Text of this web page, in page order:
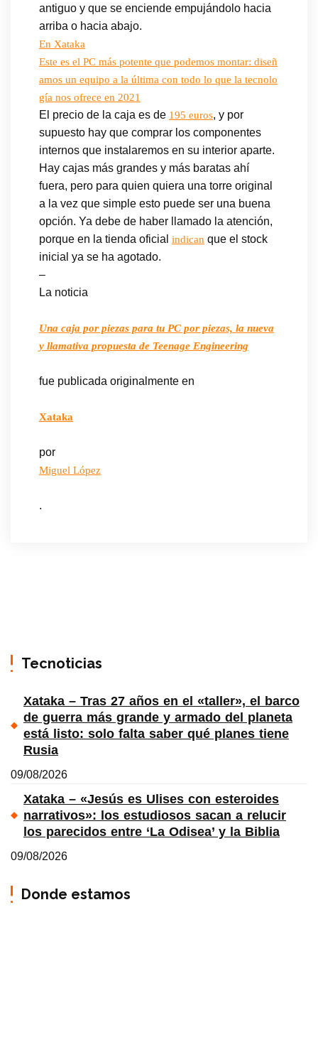
antiguo y que se enciende empujándolo hacia
arriba o hacia abajo.
En Xataka
Este es el PC más potente que podemos montar: diseñ
amos un equipo a la última con todo lo que la tecnolo
gía nos ofrece en 2021
El precio de la caja es de 195 euros, y por
supuesto hay que comprar los componentes
internos que instalaremos en su interior aparte.
Hay cajas más grandes y más baratas ahí
fuera, pero para quien quiera una torre original
a la vez que simple esto puede ser una buena
opción. Ya debe de haber llamado la atención,
porque en la tienda oficial indican que el stock
inicial ya se ha agotado.
–
La noticia
Una caja por piezas para tu PC por piezas, la nueva
y llamativa propuesta de Teenage Engineering
fue publicada originalmente en
Xataka
por
Miguel López
.
Tecnoticias
Xataka – Tras 27 años en el «taller», el barco
de guerra más grande y armado del planeta
está listo: solo falta saber qué planes tiene
Rusia
09/08/2026
Xataka – «Jesús es Ulises con esteroides
narrativos»: los estudiosos sacan a relucir
los parecidos entre ‘La Odisea’ y la Biblia
09/08/2026
Donde estamos